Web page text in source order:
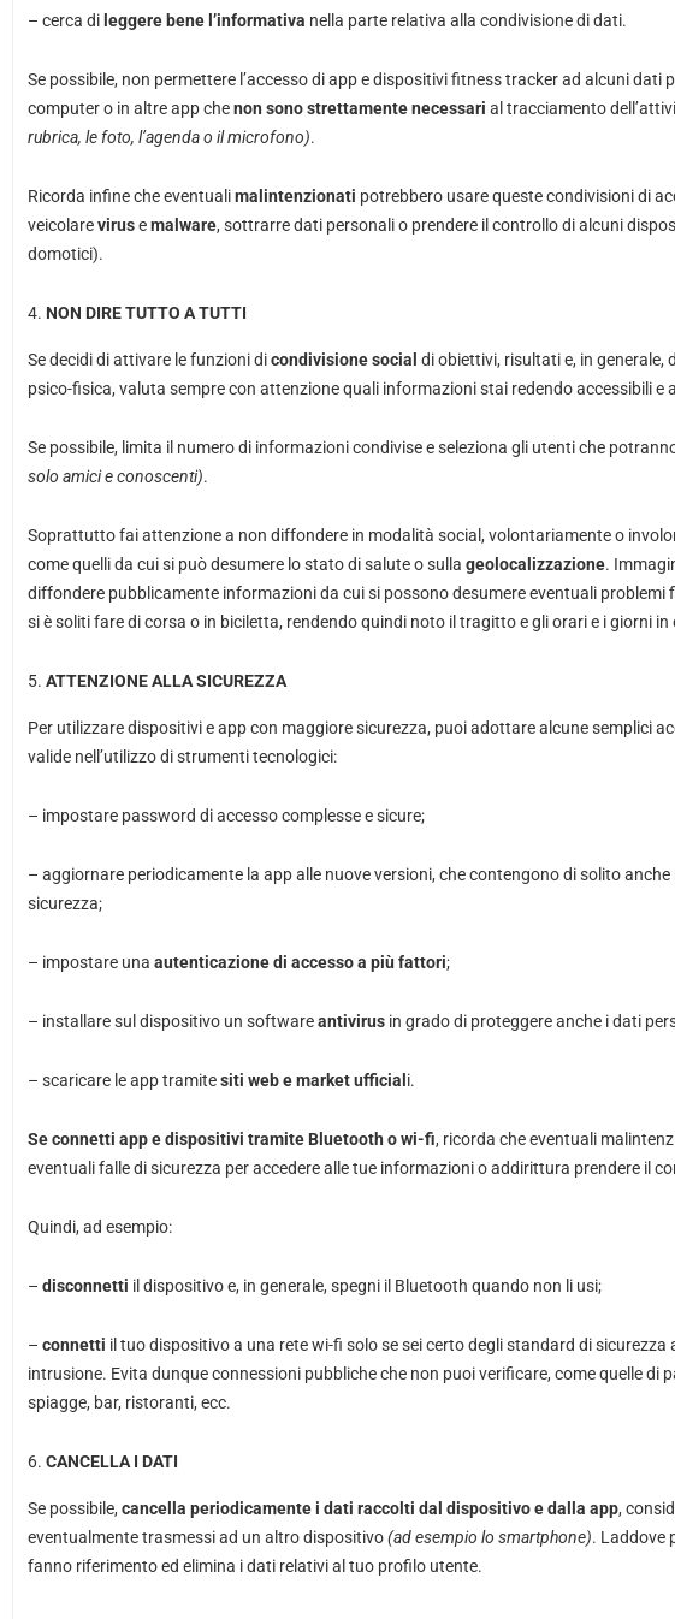
– cerca di leggere bene l’informativa nella parte relativa alla condivisione di dati.
Se possibile, non permettere l’accesso di app e dispositivi fitness tracker ad alcuni dati
computer o in altre app chenon sono strettamente necessari al tracciamento
rubrica, le foto, l’agenda o il microfono).
Ricorda infine che eventualimalintenzionati potrebbero usare queste condivisioni di
veicolarevirusemalware, sottrarre dati personali o prendere il controllo di alcuni
domotici).
NON DIRE TUTTO A TUTTI
Se decidi di attivare le funzioni dicondivisione social di obiettivi, risultati e, in
psico-fisica, valuta sempre con attenzione quali informazioni stai redendo accessibili e
Se possibile, limita il numero di informazioni condivise e seleziona gli utenti che
solo amici e conoscenti).
Soprattutto fai attenzione a non diffondere in modalità social, volontariamente o
come quelli da cui si può desumere lo stato di salute o sulla geolocalizzazione.
diffondere pubblicamente informazioni da cui si possono desumere eventuali problemi
si è soliti fare di corsa o in biciletta, rendendo quindi noto il tragitto e gli orari e i giorni in
ATTENZIONE ALLA SICUREZZA
Per utilizzare dispositivi e app con maggiore sicurezza, puoi adottare alcune semplici
valide nell’utilizzo di strumenti tecnologici:
– impostare password di accesso complesse e sicure;
– aggiornare periodicamente la app alle nuove versioni, che contengono di solito
sicurezza;
– impostare una autenticazione di accesso a più fattori;
– installare sul dispositivo un softwareantivirus in grado di proteggere anche i dati
– scaricare le app tramitesiti web e market ufficial i.
Se connetti app e dispositivi tramite Bluetooth o wi-fi, ricorda che eventuali
eventuali falle di sicurezza per accedere alle tue informazioni o addirittura prendere il
Quindi, ad esempio:
– disconnetti il dispositivo e, in generale, spegni il Bluetooth quando non li usi;
– connetti il tuo dispositivo a una rete wi-fi solo se sei certo degli standard di
intrusione. Evita dunque connessioni pubbliche che non puoi verificare, come quelle di
spiagge, bar, ristoranti, ecc.
CANCELLA I DATI
Se possibile, cancella periodicamente i dati raccolti dal dispositivo e dalla app,
eventualmente trasmessi ad un altro dispositivo(ad esempio lo smartphone). Laddove
fanno riferimento ed elimina i dati relativi al tuo profilo utente.